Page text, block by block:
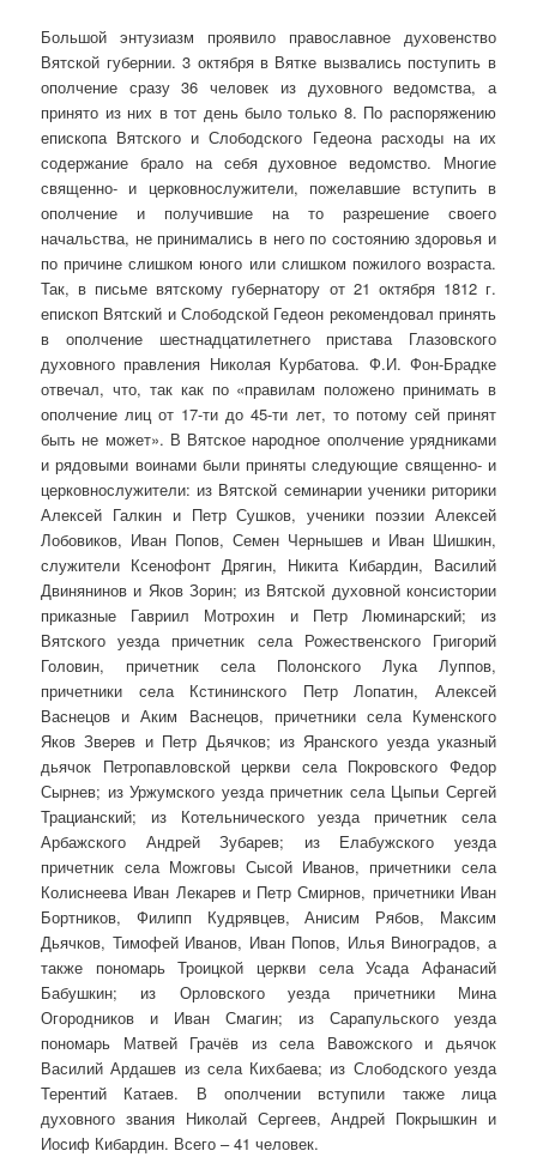
Большой энтузиазм проявило православное духовенство
Вятской губернии. 3 октября в Вятке вызвались поступить в
ополчение сразу 36 человек из духовного ведомства, а
принято из них в тот день было только 8. По распоряжению
епископа Вятского и Слободского Гедеона расходы на их
содержание брало на себя духовное ведомство. Многие
священно- и церковнослужители, пожелавшие вступить в
ополчение и получившие на то разрешение своего
начальства, не принимались в него по состоянию здоровья и
по причине слишком юного или слишком пожилого возраста.
Так, в письме вятскому губернатору от 21 октября 1812 г.
епископ Вятский и Слободской Гедеон рекомендовал принять
в ополчение шестнадцатилетнего пристава Глазовского
духовного правления Николая Курбатова. Ф.И. Фон-Брадке
отвечал, что, так как по «правилам положено принимать в
ополчение лиц от 17-ти до 45-ти лет, то потому сей принят
быть не может». В Вятское народное ополчение урядниками
и рядовыми воинами были приняты следующие священно- и
церковнослужители: из Вятской семинарии ученики риторики
Алексей Галкин и Петр Сушков, ученики поэзии Алексей
Лобовиков, Иван Попов, Семен Чернышев и Иван Шишкин,
служители Ксенофонт Дрягин, Никита Кибардин, Василий
Двинянинов и Яков Зорин; из Вятской духовной консистории
приказные Гавриил Мотрохин и Петр Люминарский; из
Вятского уезда причетник села Рожественского Григорий
Головин, причетник села Полонского Лука Луппов,
причетники села Кстининского Петр Лопатин, Алексей
Васнецов и Аким Васнецов, причетники села Куменского
Яков Зверев и Петр Дьячков; из Яранского уезда указный
дьячок Петропавловской церкви села Покровского Федор
Сырнев; из Уржумского уезда причетник села Цыпьи Сергей
Трацианский; из Котельнического уезда причетник села
Арбажского Андрей Зубарев; из Елабужского уезда
причетник села Можговы Сысой Иванов, причетники села
Колиснеева Иван Лекарев и Петр Смирнов, причетники Иван
Бортников, Филипп Кудрявцев, Анисим Рябов, Максим
Дьячков, Тимофей Иванов, Иван Попов, Илья Виноградов, а
также пономарь Троицкой церкви села Усада Афанасий
Бабушкин; из Орловского уезда причетники Мина
Огородников и Иван Смагин; из Сарапульского уезда
пономарь Матвей Грачёв из села Вавожского и дьячок
Василий Ардашев из села Кихбаева; из Слободского уезда
Терентий Катаев. В ополчении вступили также лица
духовного звания Николай Сергеев, Андрей Покрышкин и
Иосиф Кибардин. Всего – 41 человек.